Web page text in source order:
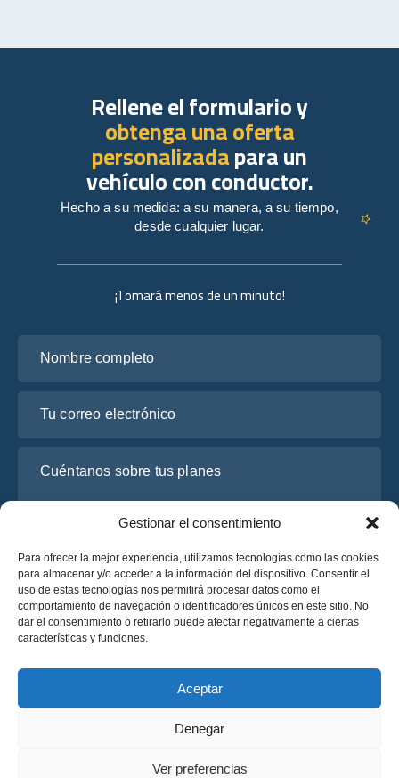
Gestionar el consentimiento
Para ofrecer la mejor experiencia, utilizamos tecnologías como las cookies
para almacenar y/o acceder a la información del dispositivo. Consentir el
uso de estas tecnologías nos permitirá procesar datos como el
comportamiento de navegación o identificadores únicos en este sitio. No
dar el consentimiento o retirarlo puede afectar negativamente a ciertas
características y funciones.
Aceptar
Denegar
Ver preferencias
¡Tomará menos de un minuto!
He leído y acepto la
Solicite un presupuesto
Solicite un presupuesto
Rellene el formulario y
obtenga una oferta
personalizadapara un
vehículo con conductor.
Hecho a su medida: a su manera, a su tiempo,
desde cualquier lugar.